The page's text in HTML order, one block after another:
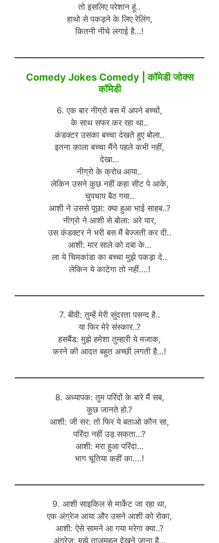
तो इसलिए परेशान हूं..
हाथो से पकड़ने के लिए रेलिंग,
कितनी नीचे लगाई है…!
Comedy Jokes Comedy | कॉमेडी जोक्स
कॉमेडी
6. एक बार नीग्रो बस में अपने बच्चों,
के साथ सफर कर रहा था..
कंडक्टर उसका बच्चा देखते हुए बोला..
इतना काला बच्चा मैंने पहले कभी नहीं,
देखा…
नीग्रो के क्रोध आया..
लेकिन उसने कुछ नहीं कहा सीट पे आके,
चुपचाप बैठ गया..
आशी ने उससे पूछा: क्या हुआ भाई साहब..?
नीग्रो ने आशी से बोला: अरे यार,
उस कंडक्टर ने भरी बस मैं बेज्जती कर दी..
आशी: मार साले को दबा के…
ला ये चिमकांडा का बच्चा मुझे पकड़ा दे..
लेकिन ये काटेगा तो नहीं….!
7. बीवी: तुम्हें मेरी सुंदरता पसन्द है..
या फिर मेरे संस्कार..?
हसबैंड: मुझे हमेशा तुम्हारी ये मजाक,
करने की आदत बहुत अच्छी लगती है…!
8. अध्यापक: तुम परिंदों के बारे मैं सब,
कुछ जानते हो.?
आशी: जी सर: तो फिर ये बताओ कौन सा,
परिंदा नहीं उड़ सकता…?
आशी: मरा हुआ परिंदा…
भाग चूतिया कहीं का….!
9. आशी साइकिल से मार्केट जा रहा था,
एक अंग्रेज आया और उसने आशी को रोका,
आशी: ऐसे सामने आ गया मरेगा क्या..?
अंग्रेज: मुझे ताजमहल देखने जाना है…